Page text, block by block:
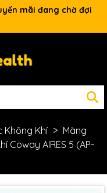
mãi đang chờ đợi
Không Khí
Màng
Coway AIRES 5 (AP-